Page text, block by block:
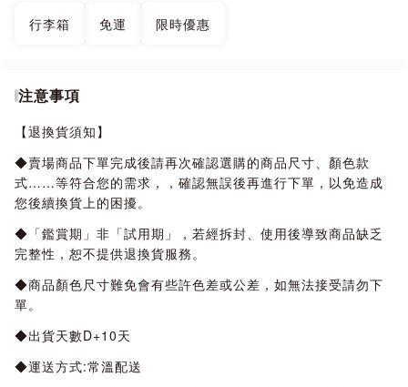
行李箱 免運 限時優惠
注意事項
【退換貨須知】
◆賣場商品下單完成後請再次確認選購的商品尺寸、顏色款
式……等符合您的需求，，確認無誤後再進行下單，以免造成
您後續換貨上的困擾。
◆「鑑賞期」非「試用期」，若經拆封、使用後導致商品缺乏
完整性，恕不提供退換貨服務。
◆商品顏色尺寸難免會有些許色差或公差，如無法接受請勿下
單。
◆出貨天數D+10天
◆運送方式:常溫配送